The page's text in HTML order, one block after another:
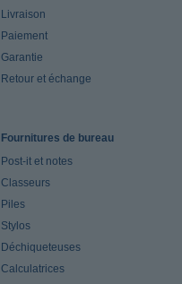
Livraison
Paiement
Garantie
Retour et échange
Fournitures de bureau
Post-it et notes
Classeurs
Piles
Stylos
Déchiqueteuses
Calculatrices